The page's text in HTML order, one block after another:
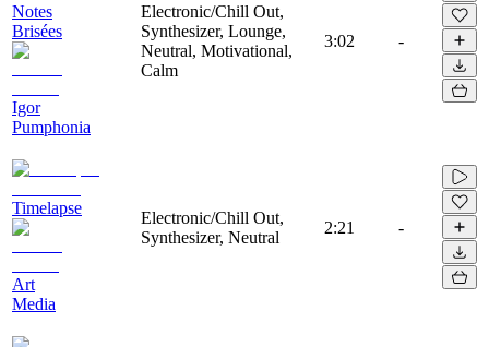
Notes
Brisées
Igor
Pumphonia
Electronic/Chill Out,
Synthesizer, Lounge,
Neutral, Motivational,
Calm
3:02 -
Timelapse
Art
Media
Electronic/Chill Out,
Synthesizer, Neutral
2:21 -